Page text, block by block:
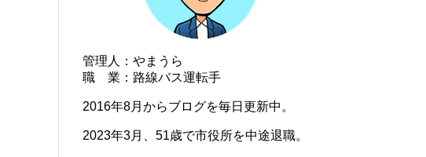
管理人：やまうら
職 業：路線バス運転手
2016年8月からブログを毎日更新中。
2023年3月、51歳で市役所を中途退職。